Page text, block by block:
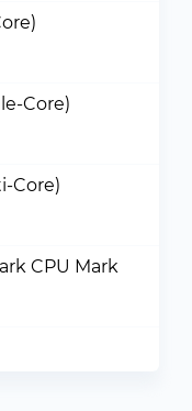
Core)
Core)
CPU Mark